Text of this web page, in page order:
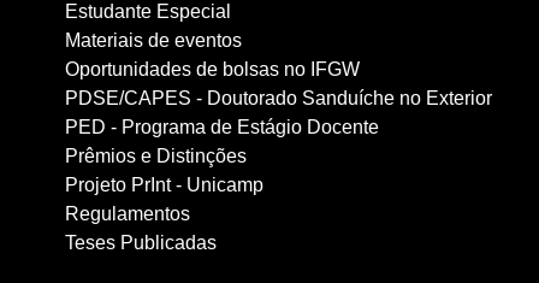
Estudante Especial
Materiais de eventos
Oportunidades de bolsas no IFGW
PDSE/CAPES - Doutorado Sanduíche no Exterior
PED - Programa de Estágio Docente
Prêmios e Distinções
Projeto PrInt - Unicamp
Regulamentos
Teses Publicadas